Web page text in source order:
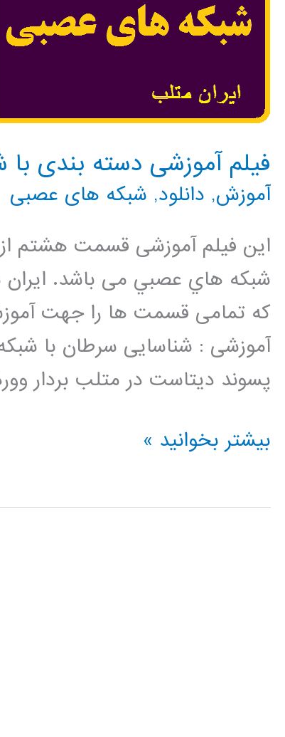
فیلم آموزشی دسته بندی
آموزش, دانلود, شبکه های عصبی
این فیلم آموزشی قسمت هشتم
شبكه هاي عصبي می باشد. ایران
که تمامی قسمت ها را جهت
آموزشی : شناسایی سرطان با
پسوند دیتاست در متلب بردار
فیلم
دسته
بیشتر بخوانید »